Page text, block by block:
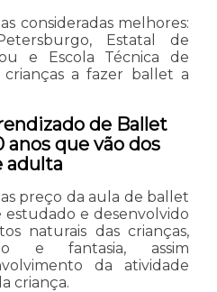
consideradas melhores:
Estatal de
e Escola Técnica de
a fazer ballet a
de Ballet
que vão dos
adulta
preço da aula de ballet
estudado e desenvolvido
naturais das crianças,
e fantasia, assim
da atividade
criança.